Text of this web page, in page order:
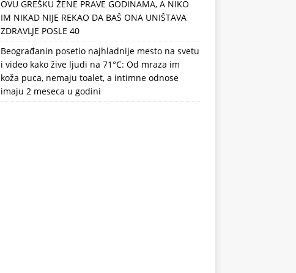
OVU GREŠKU ŽENE PRAVE GODINAMA, A NIKO
IM NIKAD NIJE REKAO DA BAŠ ONA UNIŠTAVA
ZDRAVLJE POSLE 40
Beograđanin posetio najhladnije mesto na svetu
i video kako žive ljudi na 71°C: Od mraza im
koža puca, nemaju toalet, a intimne odnose
imaju 2 meseca u godini